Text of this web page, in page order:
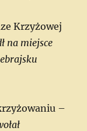
Krzyżowej
na miejsce
–